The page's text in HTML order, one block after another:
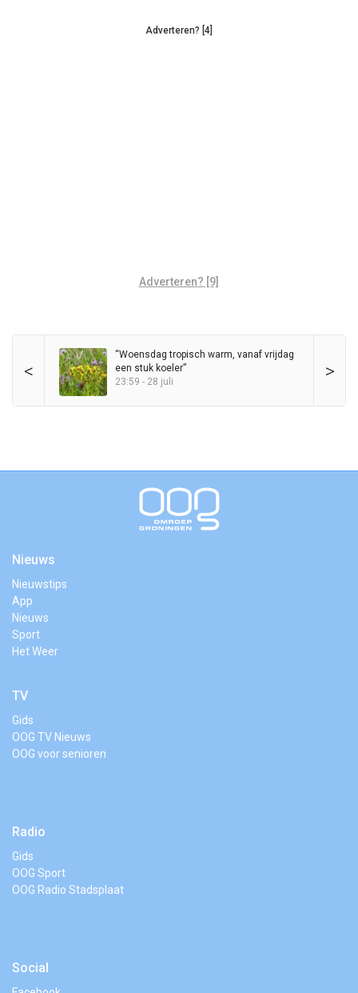
Adverteren? [4]
Adverteren? [9]
< >
“Woensdag tropisch warm, vanaf vrijdag
een stuk koeler”
23:59 - 28 juli
Nieuws
Nieuwstips
App
Nieuws
Sport
Het Weer
TV
Gids
OOG TV Nieuws
OOG voor senioren
Radio
Gids
OOG Sport
OOG Radio Stadsplaat
Social